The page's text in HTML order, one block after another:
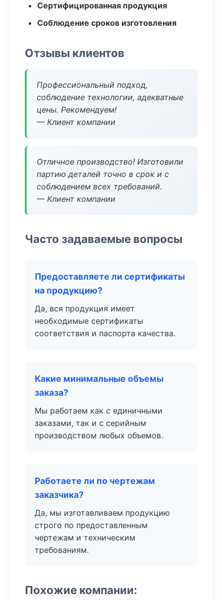
Сертифицированная продукция
Соблюдение сроков изготовления
Отзывы клиентов
Профессиональный подход,
соблюдение технологии, адекватные
цены. Рекомендуем!
— Клиент компании
Отличное производство! Изготовили
партию деталей точно в срок и с
соблюдением всех требований.
— Клиент компании
Часто задаваемые вопросы
Предоставляете ли сертификаты
на продукцию?
Да, вся продукция имеет
необходимые сертификаты
соответствия и паспорта качества.
Какие минимальные объемы
заказа?
Мы работаем как с единичными
заказами, так и с серийным
производством любых объемов.
Работаете ли по чертежам
заказчика?
Да, мы изготавливаем продукцию
строго по предоставленным
чертежам и техническим
требованиям.
Похожие компании: